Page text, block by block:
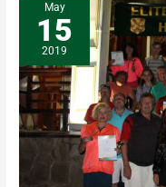
May
15
2019
Tennis
Club
Turns
15!
Anniversary
Tournament.